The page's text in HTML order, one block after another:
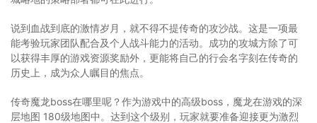
说到血战到底的激情岁月，就不得不提传奇的攻沙战。这是一项最
能考验玩家团队配合及个人战斗能力的活动。成功的攻城方除了可
以获得丰厚的游戏资源奖励外，更能将自己的行会名字刻在传奇的
历史上，成为众人瞩目的焦点。
传奇魔龙boss在哪里呢？作为游戏中的高级boss，魔龙在游戏的深
层地图 180级地图中。达到这个级别，玩家就要准备迎接更为激烈